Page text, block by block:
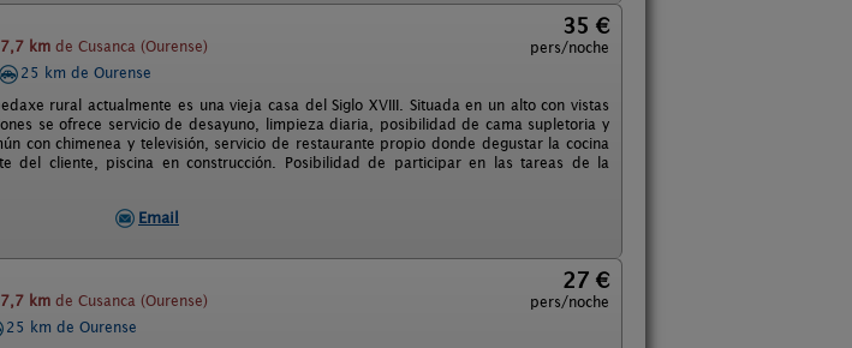
km de Cusanca (Ourense)
35 €
pers/noche
25 km de Ourense
rural actualmente es una vieja casa del Siglo XVIII. Situada en un alto con vistas
se ofrece servicio de desayuno, limpieza diaria, posibilidad de cama supletoria y
con chimenea y televisión, servicio de restaurante propio donde degustar la cocina
del cliente, piscina en construcción. Posibilidad de participar en las tareas de la
Email
km de Cusanca (Ourense)
27 €
pers/noche
25 km de Ourense